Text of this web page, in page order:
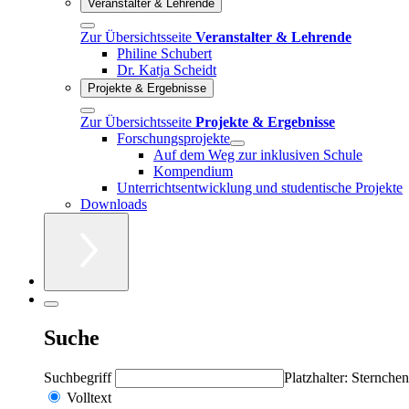
Veranstalter & Lehrende
Zur Übersichtsseite Veranstalter & Lehrende
Philine Schubert
Dr. Katja Scheidt
Projekte & Ergebnisse
Zur Übersichtsseite Projekte & Ergebnisse
Forschungsprojekte
Auf dem Weg zur inklusiven Schule
Kompendium
Unterrichtsentwicklung und studentische Projekte
Downloads
Suche
Suchbegriff
Platzhalter:
Volltext